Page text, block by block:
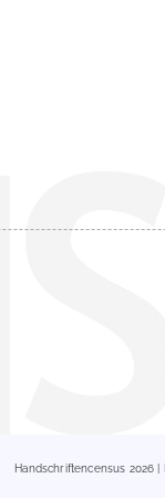
Handschriftencensus 2026 |